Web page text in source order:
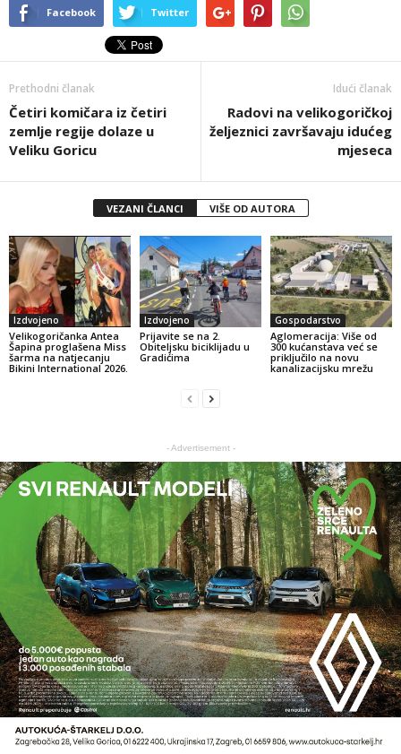
Facebook Twitter
Prethodni članak
Četiri komičara iz četiri
zemlje regije dolaze u
Veliku Goricu
Idući članak
Radovi na velikogoričkoj
željeznici završavaju idućeg
mjeseca
VEZANI ČLANCI VIŠE OD AUTORA
Izdvojeno
Velikogoričanka Antea
Šapina proglašena Miss
šarma na natjecanju
Bikini International 2026.
Izdvojeno
Prijavite se na 2.
Obiteljsku biciklijadu u
Gradićima
Gospodarstvo
Aglomeracija: Više od
300 kućanstava već se
priključilo na novu
kanalizacijsku mrežu
- Advertisement -